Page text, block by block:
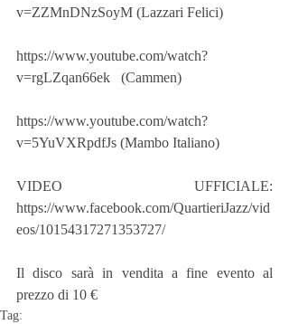
v=ZZMnDNzSoyM (Lazzari Felici)
https://www.youtube.com/watch?
v=rgLZqan66ek   (Cammen)
https://www.youtube.com/watch?
v=5YuVXRpdfJs (Mambo Italiano)
VIDEO UFFICIALE:
https://www.facebook.com/QuartieriJazz/vid
eos/10154317271353727/
Il disco sarà in vendita a fine evento al
prezzo di 10 €
Tag: